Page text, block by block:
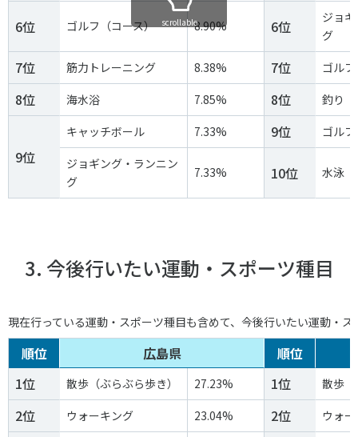
知る学ぶ
SPORT POLICY INCUBATOR ―スポーツ政策の『卵』 ―
Sport Topics
スポーツ 歴史の検証
スポーツ辞典
SSF BOOKS
6位 ゴルフ（コース） 8.90% 6位
ジョ
グ
7位 筋力トレーニング 8.38% 7位 ゴル
8位 海水浴 7.85% 8位 釣り
9位
キャッチボール 7.33% 9位
ゴル
ジョギング・ランニン
グ
7.33% 10位 水泳
scrollable
3. 今後行いたい運動・スポーツ種目
現在行っている運動・スポーツ種目も含めて、今後行いたい運動・ス
順位 広島県
順位
1位
散歩（ぶらぶら歩き） 27.23% 1位 散歩
2位 ウォーキング 23.04% 2位 ウォ